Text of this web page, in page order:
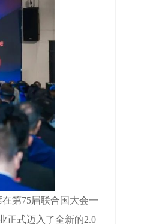
第75届联合国大会一
正式迈入了全新的2.0